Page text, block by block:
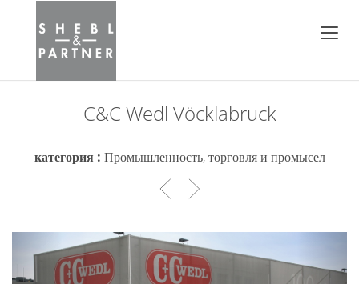
C&C Wedl Vöcklabruck
категория : Промышленность, торговля и промысел